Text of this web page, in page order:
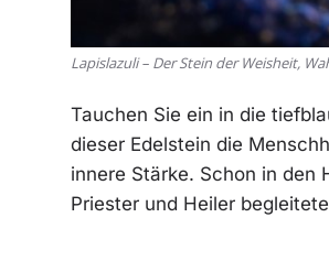
Lapislazuli – Der Stein der Weisheit,
Tauchen Sie ein in die
dieser Edelstein die
innere Stärke. Schon in den
Priester und Heiler